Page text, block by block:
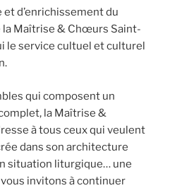
d’enrichissement du
Maîtrise & Chœurs Saint-
le service cultuel et culturel
qui composent un
la Maîtrise &
à tous ceux qui veulent
dans son architecture
situation liturgique… une
invitons à continuer